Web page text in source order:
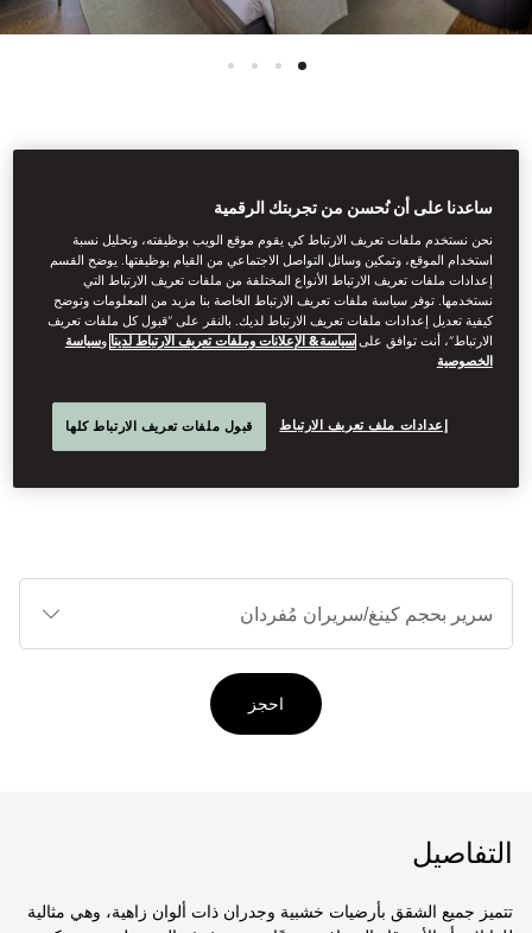
شقة بإطلالة على الحديقة
وثلاث غرف نوم
الصنوبر المحيطة وتتميّز بموقع هادئ وجوّ مريح وهي تتسع لما يصل إلى
خمسة ضيوف. تحتوي الشقق على مطبخ صغير مع مرافق طبخ ومساحة
احجز
التفاصيل
تتميز جميع الشقق بأرضيات خشبية وجدران ذات ألوان زاهية، وهي مثالية
ساعدنا على أن نُحسن من تجربتك الرقمية
نحن نستخدم ملفات تعريف الارتباط كي يقوم موقع الويب بوظيفته، وتحليل نسبة
استخدام الموقع، وتمكين وسائل التواصل الاجتماعي من القيام بوظيفتها. يوضح القسم
إعدادات ملفات تعريف الارتباط الأنواع المختلفة من ملفات تعريف الارتباط التي
نستخدمها. توفر سياسة ملفات تعريف الارتباط الخاصة بنا مزيد من المعلومات وتوضح
كيفية تعديل إعدادات ملفات تعريف الارتباط لديك. بالنقر على “قبول كل ملفات تعريف
الارتباط”، أنت توافق علىسياسة& الإعلانات وملفات تعريف الارتباط لدينا وسياسة
الخصوصية
إعدادات ملف تعريف الارتباط قبول ملفات تعريف الارتباط كلها